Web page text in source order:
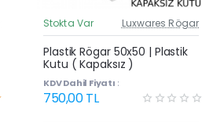
Güncel Fiyat
Yeni Ürün
Stokta Var Luxwares Rögar
Plastik Rögar 50x50 | Plastik
Kutu ( Kapaksız )
KDV Dahil Fiyatı :
750,00 TL